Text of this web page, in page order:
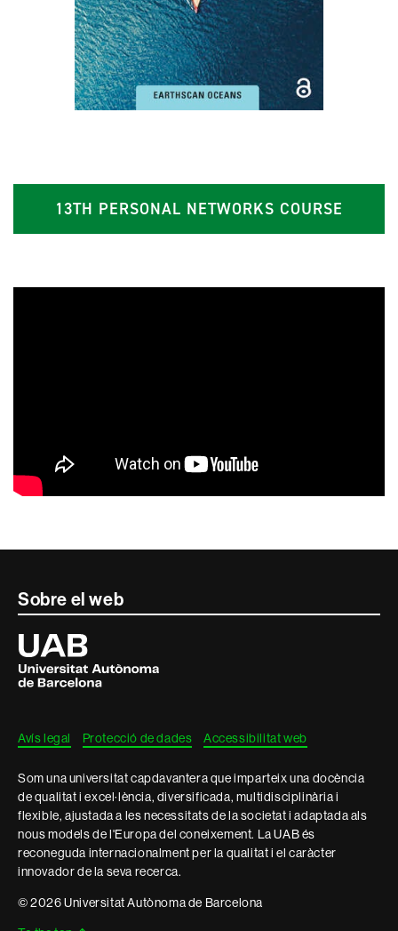
13TH PERSONAL NETWORKS COURSE
Contacte
informació
legal
Sobre el web
Universitat
Autònoma
de
Barcelona
Avís legal Protecció de dades Accessibilitat web
Som una universitat capdavantera que imparteix una docència
de qualitat i excel·lència, diversificada, multidisciplinària i
flexible, ajustada a les necessitats de la societat i adaptada als
nous models de l'Europa del coneixement. La UAB és
reconeguda internacionalment per la qualitat i el caràcter
innovador de la seva recerca.
© 2026 Universitat Autònoma de Barcelona